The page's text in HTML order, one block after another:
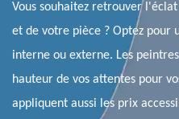
Vous souhaitez retrouver
et de votre pièce ? Optez pour
interne ou externe. Les
hauteur de vos attentes pour
appliquent aussi les prix